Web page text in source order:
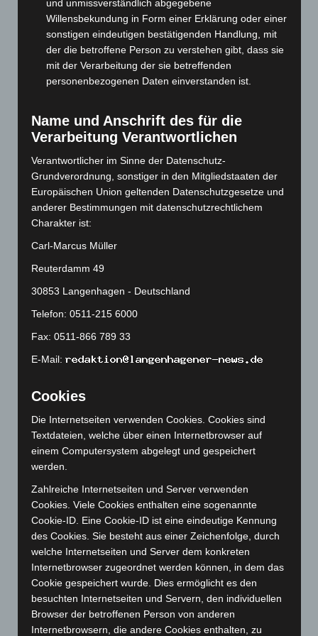
September 2024(112)
August 2024(107)
Juli 2024 (89)
Juni 2024(107)
April 2024 (102)
März 2024(103)
Februar 2024(103)
Januar 2024(111)
Dezember 2023(130)
November 2023
Oktober 2023 (114)
September 2023(133)
August 2023(134)
Juli 2023(118)
Juni 2023(142)
Mai 2023(139)
März 2023(174)
Februar 2023(154)
Januar 2023(140)
Dezember 2022
November 2022(167)
Oktober 2022(166)
September 2022 (205)
August 2022(166)
Juli 2022(133)
Juni 2022(167)
Mai 2022(177)
und unmissverständlich abgegebene
Willensbekundung in Form einer Erklärung oder einer
sonstigen eindeutigen bestätigenden Handlung, mit
der die betroffene Person zu verstehen gibt, dass sie
mit der Verarbeitung der sie betreffenden
personenbezogenen Daten einverstanden ist.
Name und Anschrift des für die
Verarbeitung Verantwortlichen
Verantwortlicher im Sinne der Datenschutz-
Grundverordnung, sonstiger in den Mitgliedstaaten der
Europäischen Union geltenden Datenschutzgesetze und
anderer Bestimmungen mit datenschutzrechtlichem
Charakter ist:
Carl-Marcus Müller
Reuterdamm 49
30853 Langenhagen - Deutschland
Telefon: 0511-215 6000
Fax: 0511-866 789 33
E-Mail:
Cookies
Die Internetseiten verwenden Cookies. Cookies sind
Textdateien, welche über einen Internetbrowser auf
einem Computersystem abgelegt und gespeichert
werden.
Zahlreiche Internetseiten und Server verwenden
Cookies. Viele Cookies enthalten eine sogenannte
Cookie-ID. Eine Cookie-ID ist eine eindeutige Kennung
des Cookies. Sie besteht aus einer Zeichenfolge, durch
welche Internetseiten und Server dem konkreten
Internetbrowser zugeordnet werden können, in dem das
Cookie gespeichert wurde. Dies ermöglicht es den
besuchten Internetseiten und Servern, den individuellen
Browser der betroffenen Person von anderen
Internetbrowsern, die andere Cookies enthalten, zu